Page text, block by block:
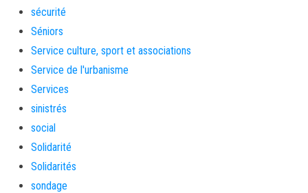
sécurité
Séniors
Service culture, sport et associations
Service de l'urbanisme
Services
sinistrés
social
Solidarité
Solidarités
sondage